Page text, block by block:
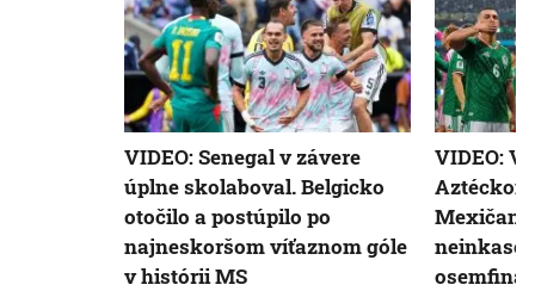
VIDEO: Senegal v závere
úplne skolaboval. Belgicko
otočilo a postúpilo po
najneskoršom víťaznom góle
v histórii MS
VIDEO: